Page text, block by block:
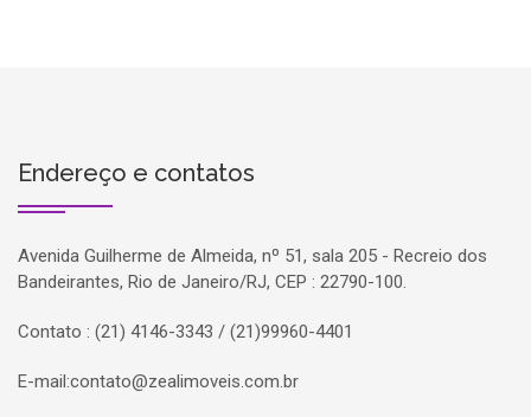
Endereço e contatos
Avenida Guilherme de Almeida, nº 51, sala 205 - Recreio dos
Bandeirantes, Rio de Janeiro/RJ, CEP : 22790-100.
Contato : (21) 4146-3343 / (21)99960-4401
E-mail:contato@zealimoveis.com.br